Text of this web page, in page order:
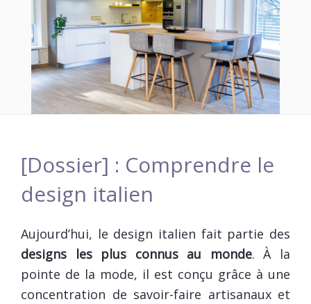
[Dossier] : Comprendre le
design italien
Aujourd’hui, le design italien fait partie des
designs les plus connus au monde. À la
pointe de la mode, il est conçu grâce à une
concentration de savoir-faire artisanaux et